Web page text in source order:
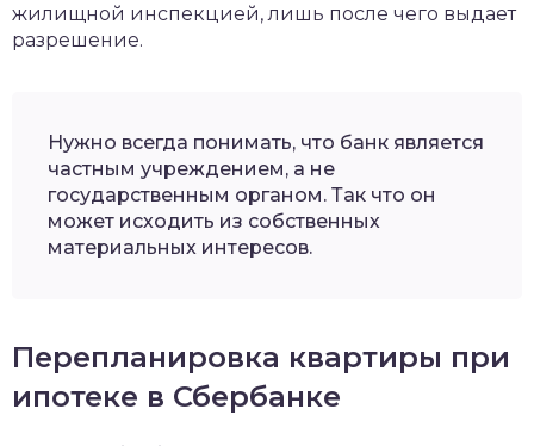
жилищной инспекцией, лишь после чего выдает
разрешение.
Нужно всегда понимать, что банк является
частным учреждением, а не
государственным органом. Так что он
может исходить из собственных
материальных интересов.
Перепланировка квартиры при
ипотеке в Сбербанке